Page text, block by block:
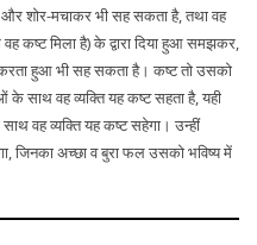
शोर-मचाकर भी सह सकता है, तथा वह
कष्ट मिला है) के द्वारा दिया हुआ समझकर,
करता हुआ भी सह सकता है। कष्ट तो उसको
के साथ वह व्यक्ति यह कष्ट सहता है, यही
वह व्यक्ति यह कष्ट सहेगा। उन्हीं
जिनका अच्छा व बुरा फल उसको भविष्य में